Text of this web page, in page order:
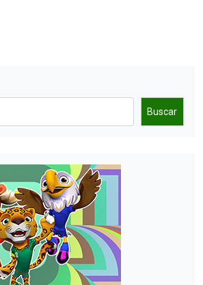
Buscar